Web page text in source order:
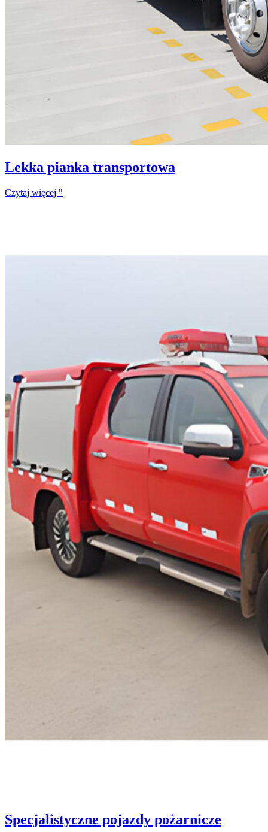
Lekka pianka transportowa
Czytaj więcej "
Specjalistyczne pojazdy pożarnicze